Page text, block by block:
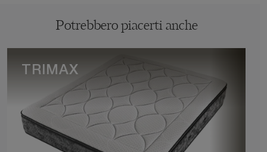
Potrebbero piacerti anche
TRIMAX